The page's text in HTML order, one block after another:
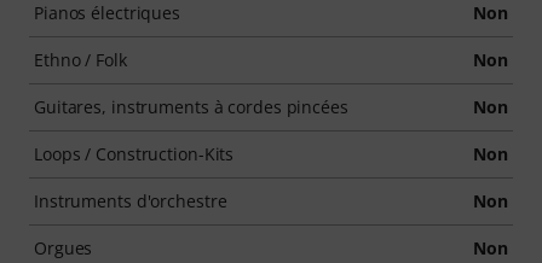
Pianos électriques Non
Ethno / Folk Non
Guitares, instruments à cordes pincées Non
Loops / Construction-Kits Non
Instruments d'orchestre Non
Orgues Non